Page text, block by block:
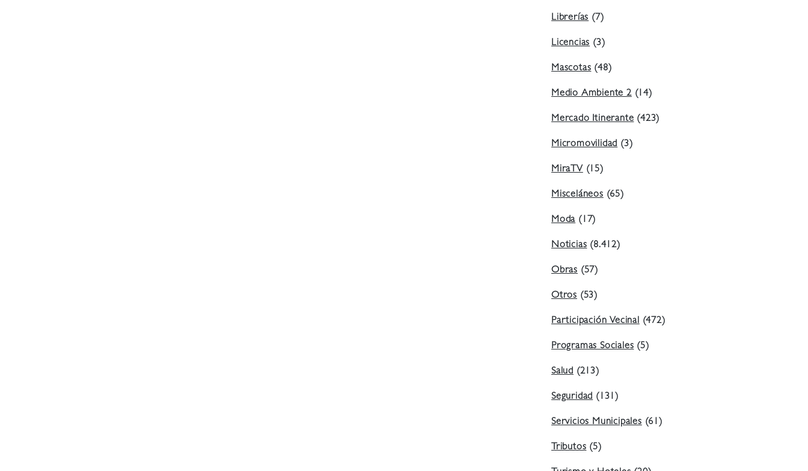
Librerías(7)
Licencias(3)
Mascotas(48)
Medio Ambiente 2(14)
Mercado Itinerante(423)
Micromovilidad(3)
MiraTV(15)
Misceláneos(65)
Moda(17)
Noticias(8.412)
Obras (57)
Otros (53)
Participación Vecinal(472)
Programas Sociales(5)
Salud (213)
Seguridad(131)
Servicios Municipales(61)
Tributos(5)